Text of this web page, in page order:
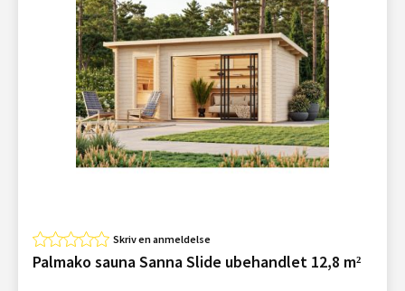
Skriv en anmeldelse
Palmako sauna Sanna Slide ubehandlet 12,8 m²